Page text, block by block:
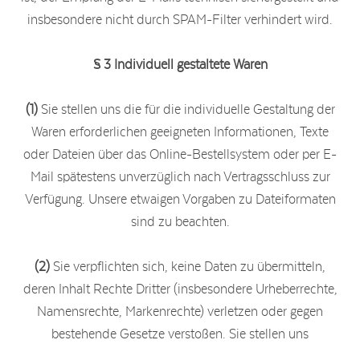
insbesondere nicht durch SPAM-Filter verhindert wird.
§ 3 Individuell gestaltete Waren
(1) Sie stellen uns die für die individuelle Gestaltung der
Waren erforderlichen geeigneten Informationen, Texte
oder Dateien über das Online-Bestellsystem oder per E-
Mail spätestens unverzüglich nach Vertragsschluss zur
Verfügung. Unsere etwaigen Vorgaben zu Dateiformaten
sind zu beachten.
(2) Sie verpflichten sich, keine Daten zu übermitteln,
deren Inhalt Rechte Dritter (insbesondere Urheberrechte,
Namensrechte, Markenrechte) verletzen oder gegen
bestehende Gesetze verstoßen. Sie stellen uns